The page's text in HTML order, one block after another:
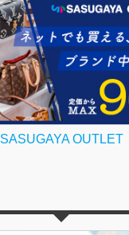
SASUGAYA OUTLET